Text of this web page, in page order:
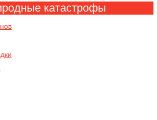
катастрофы